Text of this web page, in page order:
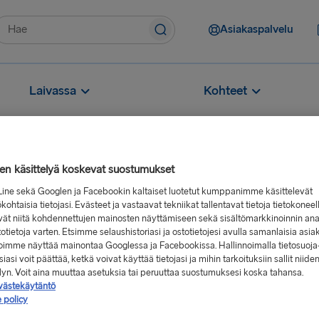
Asiakaspalvelu
Laivassa Kohteet
lähellä Liverpoolin
käsittelyä koskevat suostumukset
sekä Googlen ja Facebookin kaltaiset luotetut kumppanimme käsittelevät
tietojasi. Evästeet ja vastaavat tekniikat tallentavat tietoja
niitä kohdennettujen mainosten näyttämiseen sekä sisältömarkkinoinnin
varten. Etsimme selaushistoriasi ja ostotietojesi avulla samanlaisia
näyttää mainontaa Googlessa ja Facebookissa. Hallinnoimalla
voit päättää, ketkä voivat käyttää tietojasi ja mihin tarkoituksiin sallit niiden
Voit aina muuttaa asetuksia tai peruuttaa suostumuksesi koska tahansa.
policy